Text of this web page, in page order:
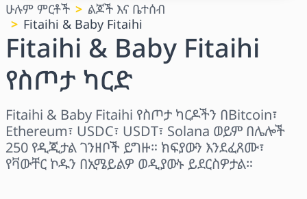
ሁሉም ምርቶች
ልጆች እና ቤተሰብ
Fitaihi & Baby Fitaihi
Fitaihi & Baby Fitaihi
የስጦታ ካርድ
Fitaihi & Baby Fitaihi የስጦታ ካርዶችን በBitcoin፣
Ethereum፣ USDC፣ USDT፣ Solana ወይም በሌሎች
250 የዲጂታል ገንዘቦች ይግዙ። ክፍያውን እንደፈጸሙ፣
የቫውቸር ኮዱን በኢሜይልዎ ወዲያውኑ ይደርስዎታል።